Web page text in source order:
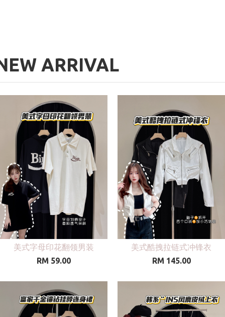
ARRIVAL
美式字母印花翻领男装
RM 59.00
美式酷拽拉链式冲锋衣
RM 145.00